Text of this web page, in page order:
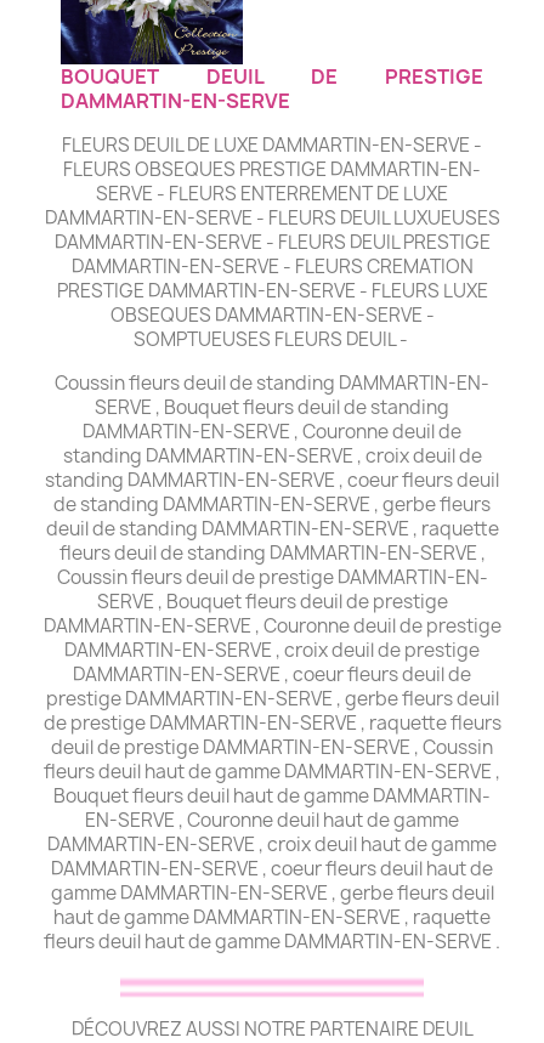
BOUQUET DEUIL DE PRESTIGE
DAMMARTIN-EN-SERVE
FLEURS DEUIL DE LUXE DAMMARTIN-EN-SERVE -
FLEURS OBSEQUES PRESTIGE DAMMARTIN-EN-
SERVE - FLEURS ENTERREMENT DE LUXE
DAMMARTIN-EN-SERVE - FLEURS DEUIL LUXUEUSES
DAMMARTIN-EN-SERVE - FLEURS DEUIL PRESTIGE
DAMMARTIN-EN-SERVE - FLEURS CREMATION
PRESTIGE DAMMARTIN-EN-SERVE - FLEURS LUXE
OBSEQUES DAMMARTIN-EN-SERVE -
SOMPTUEUSES FLEURS DEUIL -
Coussin fleurs deuil de standing DAMMARTIN-EN-
SERVE , Bouquet fleurs deuil de standing
DAMMARTIN-EN-SERVE , Couronne deuil de
standing DAMMARTIN-EN-SERVE , croix deuil de
standing DAMMARTIN-EN-SERVE , coeur fleurs deuil
de standing DAMMARTIN-EN-SERVE , gerbe fleurs
deuil de standing DAMMARTIN-EN-SERVE , raquette
fleurs deuil de standing DAMMARTIN-EN-SERVE ,
Coussin fleurs deuil de prestige DAMMARTIN-EN-
SERVE , Bouquet fleurs deuil de prestige
DAMMARTIN-EN-SERVE , Couronne deuil de prestige
DAMMARTIN-EN-SERVE , croix deuil de prestige
DAMMARTIN-EN-SERVE , coeur fleurs deuil de
prestige DAMMARTIN-EN-SERVE , gerbe fleurs deuil
de prestige DAMMARTIN-EN-SERVE , raquette fleurs
deuil de prestige DAMMARTIN-EN-SERVE , Coussin
fleurs deuil haut de gamme DAMMARTIN-EN-SERVE ,
Bouquet fleurs deuil haut de gamme DAMMARTIN-
EN-SERVE , Couronne deuil haut de gamme
DAMMARTIN-EN-SERVE , croix deuil haut de gamme
DAMMARTIN-EN-SERVE , coeur fleurs deuil haut de
gamme DAMMARTIN-EN-SERVE , gerbe fleurs deuil
haut de gamme DAMMARTIN-EN-SERVE , raquette
fleurs deuil haut de gamme DAMMARTIN-EN-SERVE .
DÉCOUVREZ AUSSI NOTRE PARTENAIRE DEUIL